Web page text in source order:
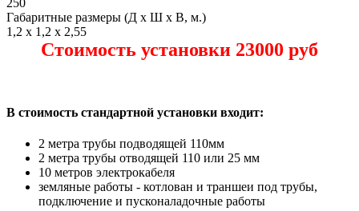
250
Габаритные размеры (Д х Ш х В, м.)
1,2 х 1,2 х 2,55
Стоимость установки 23000 руб
В стоимость стандартной установки входит:
2 метра трубы подводящей 110мм
2 метра трубы отводящей 110 или 25 мм
10 метров электрокабеля
земляные работы - котлован и траншеи под трубы,
подключение и пусконаладочные работы